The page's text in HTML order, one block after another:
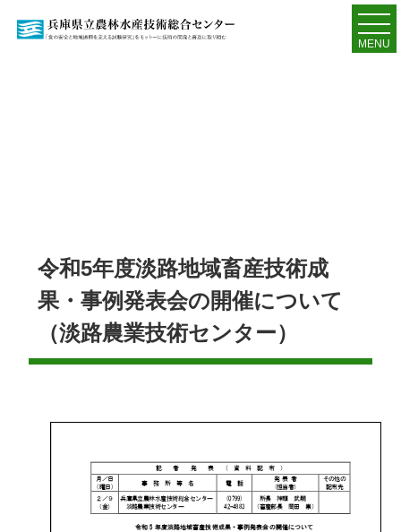
MENU
令和5年度淡路地域畜産技術成
果・事例発表会の開催について
（淡路農業技術センター）